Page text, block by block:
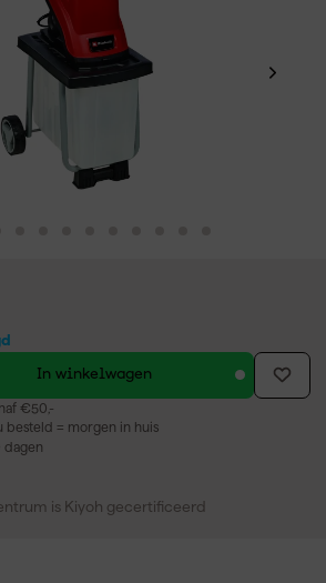
In winkelwagen
€50,-
besteld = morgen in huis
dagen
is Kiyoh gecertificeerd